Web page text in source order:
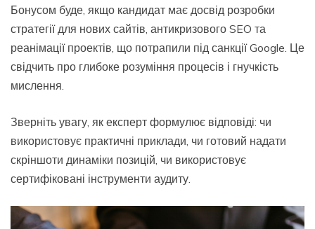
Бонусом буде, якщо кандидат має досвід розробки
стратегії для нових сайтів, антикризового SEO та
реанімації проектів, що потрапили під санкції Google. Це
свідчить про глибоке розуміння процесів і гнучкість
мислення.
Зверніть увагу, як експерт формулює відповіді: чи
використовує практичні приклади, чи готовий надати
скріншоти динаміки позицій, чи використовує
сертифіковані інструменти аудиту.